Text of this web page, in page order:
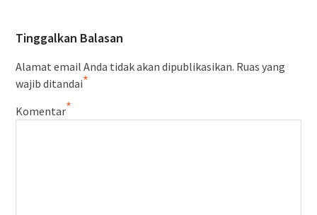
Tinggalkan Balasan
Alamat email Anda tidak akan dipublikasikan. Ruas yang
wajib ditandai*
Komentar*